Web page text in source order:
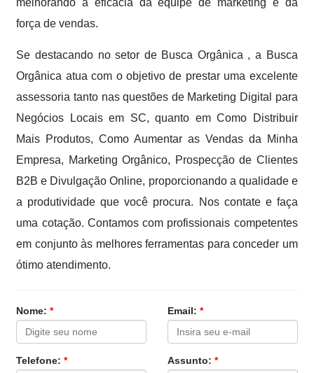
melhorando a eficácia da equipe de marketing e da
força de vendas.
Se destacando no setor de Busca Orgânica , a Busca
Orgânica atua com o objetivo de prestar uma excelente
assessoria tanto nas questões de Marketing Digital para
Negócios Locais em SC, quanto em Como Distribuir
Mais Produtos, Como Aumentar as Vendas da Minha
Empresa, Marketing Orgânico, Prospecção de Clientes
B2B e Divulgação Online, proporcionando a qualidade e
a produtividade que você procura. Nos contate e faça
uma cotação. Contamos com profissionais competentes
em conjunto às melhores ferramentas para conceder um
ótimo atendimento.
Nome:* Email: *
Telefone:* Assunto: *